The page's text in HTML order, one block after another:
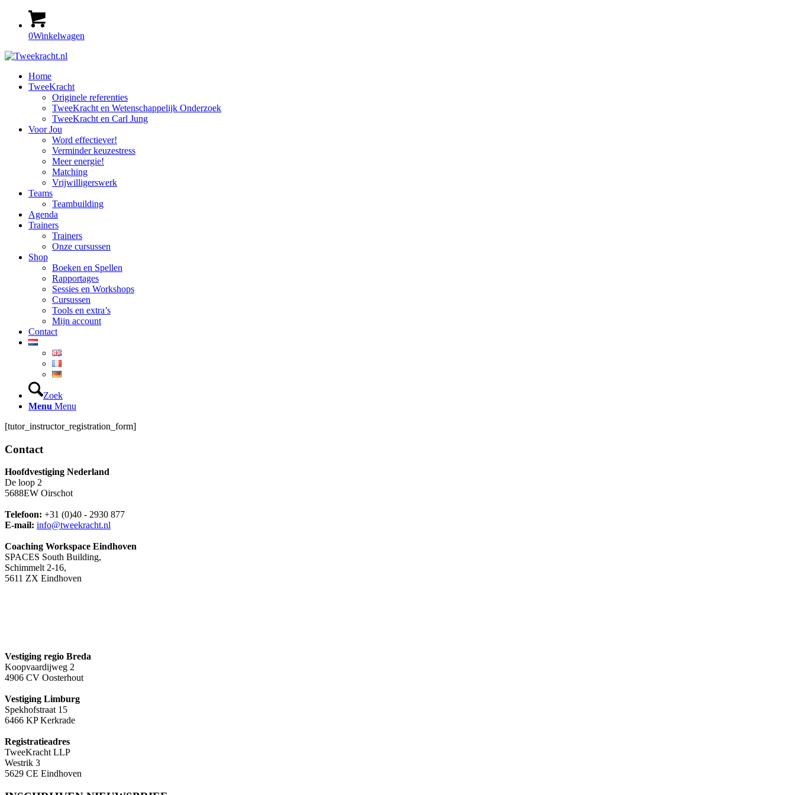
0Winkelwagen
Home
TweeKracht
Originele referenties
TweeKracht en Wetenschappelijk Onderzoek
TweeKracht en Carl Jung
Voor Jou
Word effectiever!
Verminder keuzestress
Meer energie!
Matching
Vrijwilligerswerk
Teams
Teambuilding
Agenda
Trainers
Trainers
Onze cursussen
Shop
Boeken en Spellen
Rapportages
Sessies en Workshops
Cursussen
Tools en extra’s
Mijn account
Contact
Zoek
Menu Menu
[tutor_instructor_registration_form]
Contact
Hoofdvestiging Nederland
De loop 2
5688EW Oirschot
Telefoon: +31 (0)40 - 2930 877
E-mail: info@tweekracht.nl
Coaching Workspace Eindhoven
SPACES South Building,
Schimmelt 2-16,
5611 ZX Eindhoven
Vestiging regio Breda
Koopvaardijweg 2
4906 CV Oosterhout
Vestiging Limburg
Spekhofstraat 15
6466 KP Kerkrade
Registratieadres
TweeKracht LLP
Westrik 3
5629 CE Eindhoven